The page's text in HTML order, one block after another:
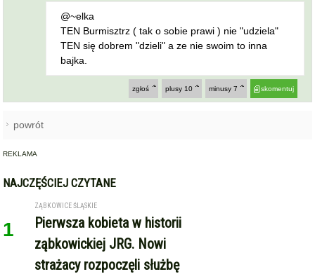
@~elka
TEN Burmisztrz ( tak o sobie prawi ) nie "udziela"
TEN się dobrem "dzieli" a ze nie swoim to inna
bajka.
skomentuj
minusy 7
plusy 10
zgłoś
powrót
REKLAMA
NAJCZĘŚCIEJ CZYTANE
1
ZĄBKOWICE ŚLĄSKIE
Pierwsza kobieta w historii
ząbkowickiej JRG. Nowi
strażacy rozpoczęli służbę